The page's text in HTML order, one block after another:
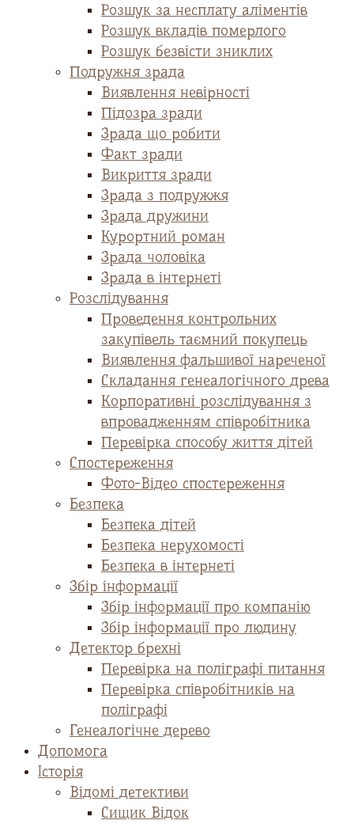
Розшук за несплату аліментів
Розшук вкладів померлого
Розшук безвісти зниклих
Подружня зрада
Виявлення невірності
Підозра зради
Зрада що робити
Факт зради
Викриття зради
Зрада з подружжя
Зрада дружини
Курортний роман
Зрада чоловіка
Зрада в інтернеті
Розслідування
Проведення контрольних
закупівель таємний покупець
Виявлення фальшивої нареченої
Складання генеалогічного древа
Корпоративні розслідування з
впровадженням співробітника
Перевірка способу життя дітей
Спостереження
Фото-Відео спостереження
Безпека
Безпека дітей
Безпека нерухомості
Безпека в інтернеті
Збір інформації
Збір інформації про компанію
Збір інформації про людину
Детектор брехні
Перевірка на поліграфі питання
Перевірка співробітників на
поліграфі
Генеалогічне дерево
Допомога
Історія
Відомі детективи
Сищик Відок